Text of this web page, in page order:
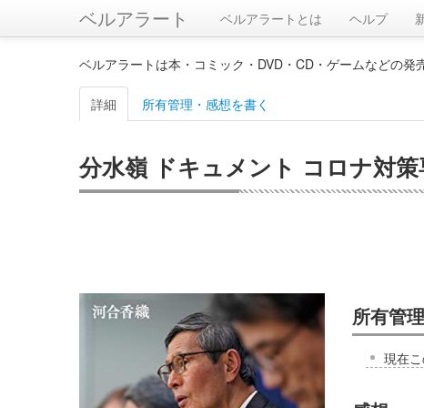
ベルアラート ベルアラートとは ヘルプ
ベルアラートは本・コミック・DVD・CD・ゲームなどの発
詳細 所有管理・感想を書く
分水嶺 ドキュメント コロナ対
所有管理
現在